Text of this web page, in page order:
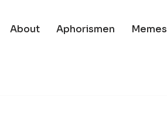
About Aphorismen Memes